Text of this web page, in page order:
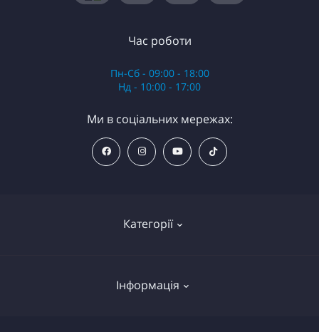
Категорії
Інформація
Час роботи
Пн-Сб - 09:00 - 18:00
Нд - 10:00 - 17:00
Ми в соціальних мережах: